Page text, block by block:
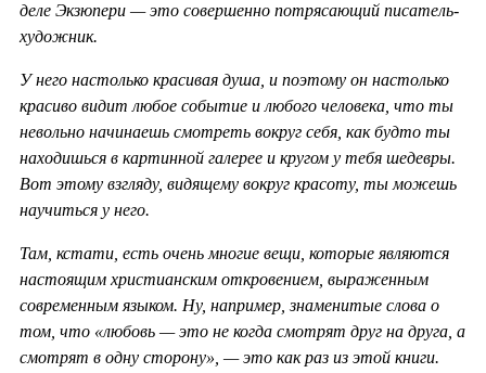
деле Экзюпери — это совершенно потрясающий писатель-
художник.
У него настолько красивая душа, и поэтому он настолько
красиво видит любое событие и любого человека, что ты
невольно начинаешь смотреть вокруг себя, как будто ты
находишься в картинной галерее и кругом у тебя шедевры.
Вот этому взгляду, видящему вокруг красоту, ты можешь
научиться у него.
Там, кстати, есть очень многие вещи, которые являются
настоящим христианским откровением, выраженным
современным языком. Ну, например, знаменитые слова о
том, что «любовь — это не когда смотрят друг на друга, а
смотрят в одну сторону», — это как раз из этой книги.